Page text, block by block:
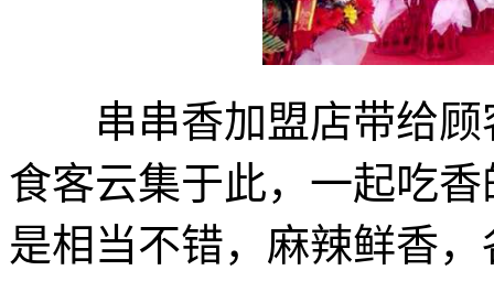
串串香加盟店带给顾
食客云集于此，一起吃
是相当不错，麻辣鲜香